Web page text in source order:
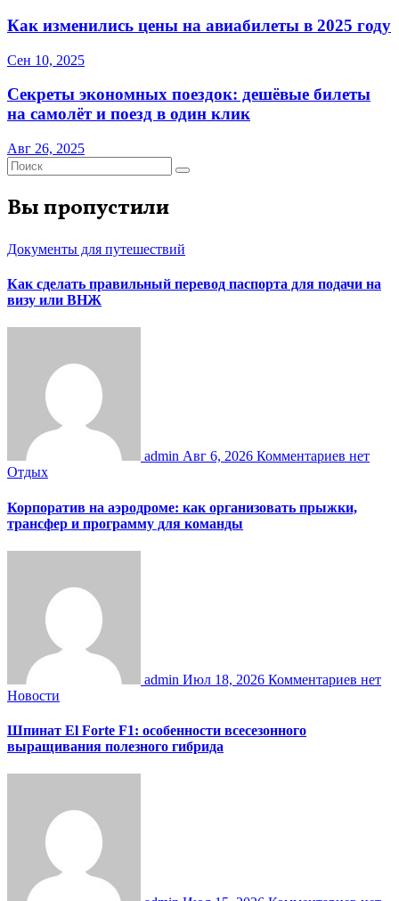
Как изменились цены на авиабилеты в 2025 году
Сен 10, 2025
Секреты экономных поездок: дешёвые билеты
на самолёт и поезд в один клик
Авг 26, 2025
Вы пропустили
Документы для путешествий
Как сделать правильный перевод паспорта для подачи на
визу или ВНЖ
admin Авг 6, 2026 Комментариев нет
Отдых
Корпоратив на аэродроме: как организовать прыжки,
трансфер и программу для команды
admin Июл 18, 2026 Комментариев нет
Новости
Шпинат El Forte F1: особенности всесезонного
выращивания полезного гибрида